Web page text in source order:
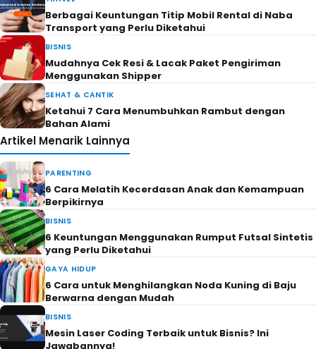
Berbagai Keuntungan Titip Mobil Rental di Naba
Transport yang Perlu Diketahui
BISNIS
Mudahnya Cek Resi & Lacak Paket Pengiriman
Menggunakan Shipper
SEHAT & CANTIK
Ketahui 7 Cara Menumbuhkan Rambut dengan
Bahan Alami
Artikel Menarik Lainnya
PARENTING
6 Cara Melatih Kecerdasan Anak dan Kemampuan
Berpikirnya
BISNIS
6 Keuntungan Menggunakan Rumput Futsal Sintetis
yang Perlu Diketahui
GAYA HIDUP
6 Cara untuk Menghilangkan Noda Kuning di Baju
Berwarna dengan Mudah
BISNIS
Mesin Laser Coding Terbaik untuk Bisnis? Ini
Jawabannya!